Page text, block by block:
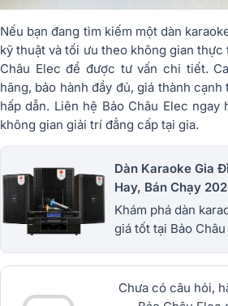
Nếu bạn đang tìm kiếm một dàn
kỹ thuật và tối ưu theo không gian thực
Châu Elec để được tư vấn chi tiết.
hãng, bảo hành đầy đủ, giá thành
hấp dẫn. Liên hệ Bảo Châu Elec ngay
không gian giải trí đẳng cấp tại gia.
Dàn Karaoke Gia
Hay, Bán Chạy
Khám phá dàn
giá tốt tại Bảo
dBTechnologies,
Cấp.1900.0255
Chưa có câu hỏi,